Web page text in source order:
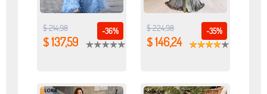
-36%
$ 214,98
$ 137,59
-35%
$ 224,98
$ 146,24